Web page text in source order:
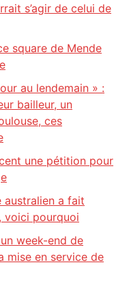
s’agir de celui de
square de Mende
au lendemain » :
bailleur, un
ces
une pétition pour
australien a fait
voici pourquoi
week-end de
mise en service de